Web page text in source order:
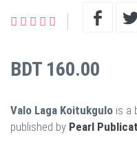
BDT 160.00
Valo Laga Koitukgulo is a
published by Pearl